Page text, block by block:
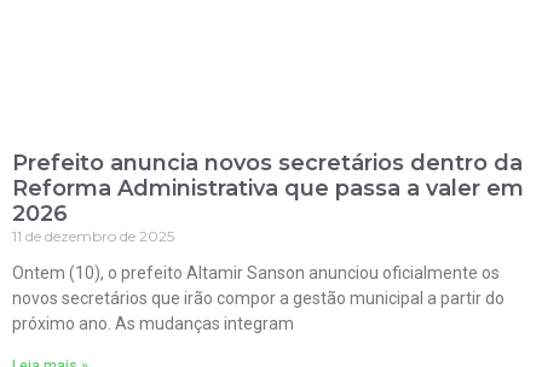
Prefeito anuncia novos secretários dentro da
Reforma Administrativa que passa a valer em
2026
11 de dezembro de 2025
Ontem (10), o prefeito Altamir Sanson anunciou oficialmente os
novos secretários que irão compor a gestão municipal a partir do
próximo ano. As mudanças integram